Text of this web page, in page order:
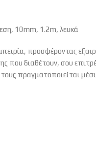
10mm, 1.2m, λευκά
προσφέροντας
διαθέτουν, σου
πραγματοποιείται